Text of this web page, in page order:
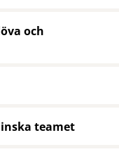
och
teamet